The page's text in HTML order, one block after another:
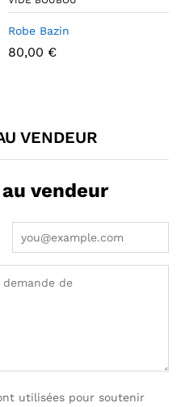
Robe Bazin
80,00 €
VENDEUR
vendeur
utilisées pour soutenir